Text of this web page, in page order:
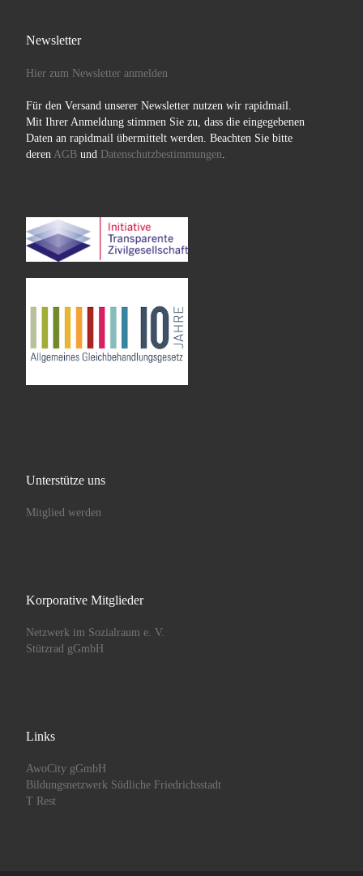
Newsletter
Hier zum Newsletter anmelden
Für den Versand unserer Newsletter nutzen wir rapidmail.
Mit Ihrer Anmeldung stimmen Sie zu, dass die eingegebenen
Daten an rapidmail übermittelt werden. Beachten Sie bitte
deren AGBund Datenschutzbestimmungen
Unterstütze uns
Mitglied werden
Korporative Mitglieder
Netzwerk im Sozialraum e. V.
Stützrad gGmbH
Links
AwoCity gGmbH
Bildungsnetzwerk Südliche Friedrichsstadt
T Rest